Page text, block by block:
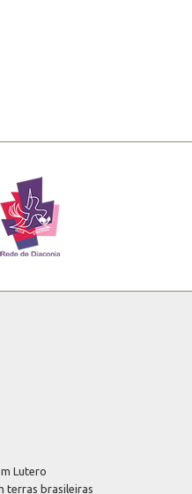
Lutero
terras brasileiras